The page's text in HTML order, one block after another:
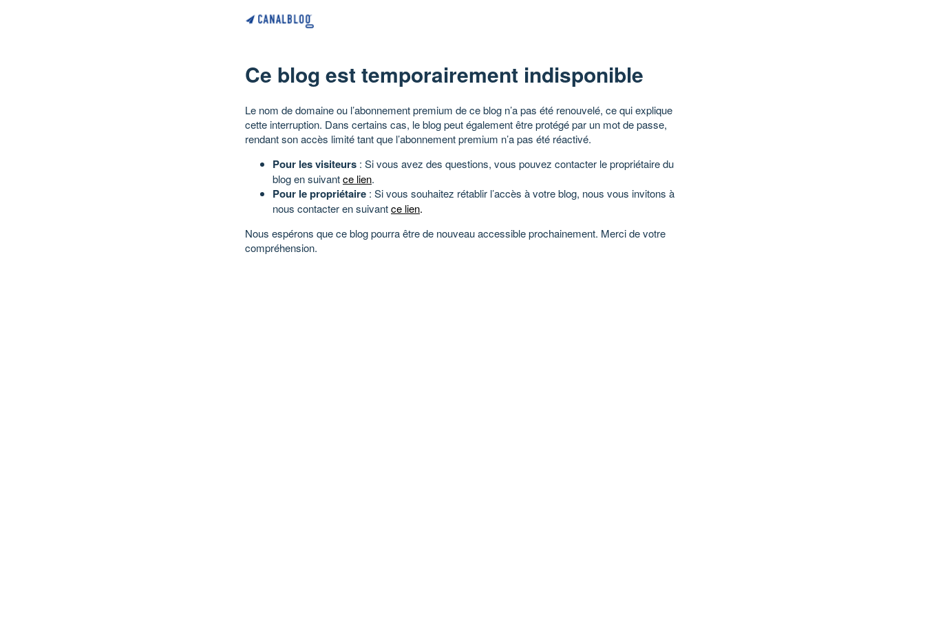
Ce blog est temporairement indisponible
Le nom de domaine ou l’abonnement premium de ce blog n’a pas été renouvelé, ce qui explique
cette interruption. Dans certains cas, le blog peut également être protégé par un mot de passe,
rendant son accès limité tant que l’abonnement premium n’a pas été réactivé.
Pour les visiteurs : Si vous avez des questions, vous pouvez contacter le propriétaire du
blog en suivantce lien.
Pour le propriétaire : Si vous souhaitez rétablir l’accès à votre blog, nous vous invitons à
nous contacter en suivantce lien.
Nous espérons que ce blog pourra être de nouveau accessible prochainement. Merci de votre
compréhension.